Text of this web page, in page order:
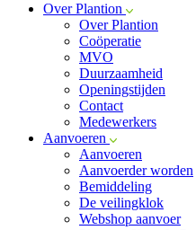
Over Plantion
Over Plantion
Coöperatie
MVO
Duurzaamheid
Openingstijden
Contact
Medewerkers
Aanvoeren
Aanvoeren
Aanvoerder worden
Bemiddeling
De veilingklok
Webshop aanvoer